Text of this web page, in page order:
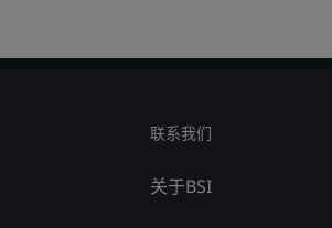
联系我们
关于BSI